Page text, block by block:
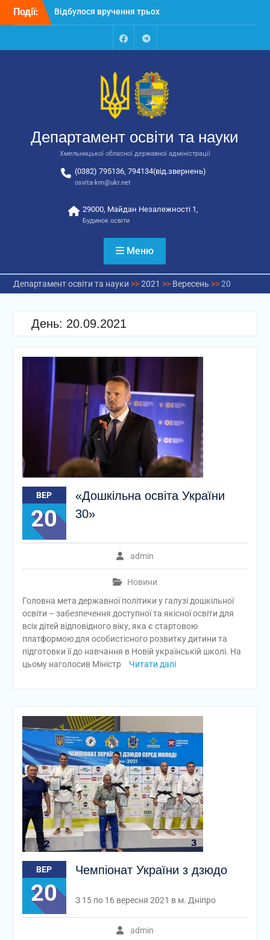
Перейти
Події:
Відбулося вручення трьох
автобусів для потреб
Відбулося засідання
освіти та науки обласної
державної адміністрації
Відбулась обласна
національно-патріотичне
виховання
FacebookTalegram
Департамент освіти та науки
Хмельницької обласної державної адміністрації
(0382) 795136, 794134(від.звернень)
osvita-km@ukr.net
29000, Майдан Незалежності 1,
Будинок освіти
Меню
Департамент освіти та науки >>2021 >> Вересень >>20
День: 20.09.2021
ВЕР
20
«Дошкільна освіта України
30»
admin
Новини
Головна мета державної політики у галузі дошкільної
освіти – забезпечення доступної та якісної освіти для
всіх дітей відповідного віку, яка є стартовою
платформою для особистісного розвитку дитини та
підготовки її до навчання в Новій українській школі. На
цьому наголосив Міністр
Читати далі
ВЕР
20
Чемпіонат України з дзюдо
admin
З 15 по 16 вересня 2021 в м. Дніпро